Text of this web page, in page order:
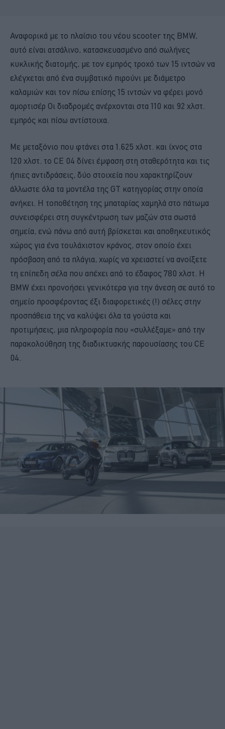
Αναφορικά με το πλαίσιο του νέου scooter της BMW,
αυτό είναι ατσάλινο, κατασκευασμένο από σωλήνες
κυκλικής διατομής, με τον εμπρός τροχό των 15 ιντσών να
ελέγχεται από ένα συμβατικό πιρούνι με διάμετρο
καλαμιών και τον πίσω επίσης 15 ιντσών να φέρει μονό
αμορτισέρ Οι διαδρομές ανέρχονται στα 110 και 92 χλστ.
εμπρός και πίσω αντίστοιχα.
Με μεταξόνιο που φτάνει στα 1.625 χλστ. και ίχνος στα
120 χλστ. το CE 04 δίνει έμφαση στη σταθερότητα και τις
ήπιες αντιδράσεις, δύο στοιχεία που χαρακτηρίζουν
άλλωστε όλα τα μοντέλα της GT κατηγορίας στην οποία
ανήκει. Η τοποθέτηση της μπαταρίας χαμηλά στο πάτωμα
συνεισφέρει στη συγκέντρωση των μαζών στα σωστά
σημεία, ενώ πάνω από αυτή βρίσκεται και αποθηκευτικός
χώρος για ένα τουλάχιστον κράνος, στον οποίο έχει
πρόσβαση από τα πλάγια, χωρίς να χρειαστεί να ανοίξετε
τη επίπεδη σέλα που απέχει από το έδαφος 780 χλστ. Η
BMW έχει προνοήσει γενικότερα για την άνεση σε αυτό το
σημείο προσφέροντας έξι διαφορετικές (!) σέλες στην
προσπάθεια της να καλύψει όλα τα γούστα και
προτιμήσεις, μια πληροφορία που «συλλέξαμε» από την
παρακολούθηση της διαδικτυακής παρουσίασης του CE
04.